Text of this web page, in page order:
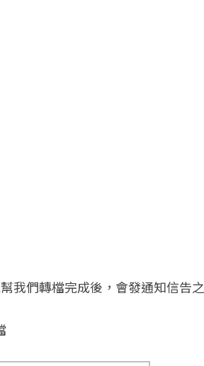
我們轉檔完成後，會發通知信告之